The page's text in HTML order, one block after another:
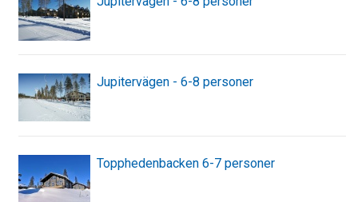
Jupitervägen - 6-8 personer
Topphedenbacken 6-7 personer